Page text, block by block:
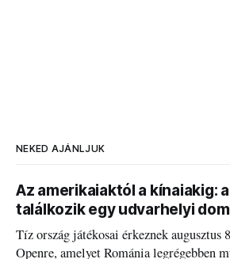
NEKED AJÁNLJUK
Az amerikaiaktól a kínaiakig:
találkozik egy udvarhelyi
Tíz ország játékosai érkeznek augusztus
Openre, amelyet Románia legrégebben